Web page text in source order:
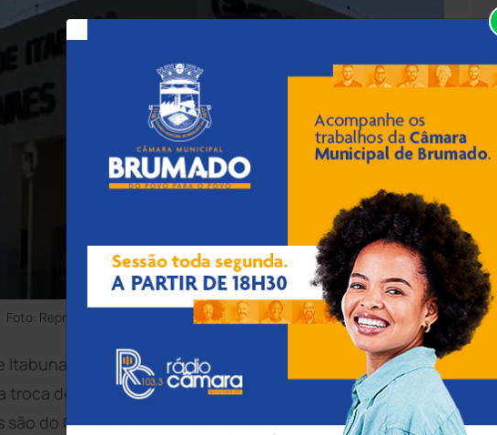
Foto: Reprodução/ TV Santa Cruz
Itabuna, no sul da Bahia, foi condenada a indenizar duas
troca de corpos de dois bebês que aconteceu em
do G1. A decisão foi emitida na segunda-feira (10) e